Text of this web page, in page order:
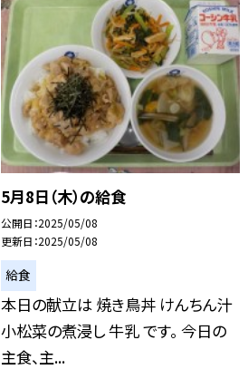
5月8日（木）の給食
公開日 2025/05/08
更新日 2025/05/08
給食
本日の献立は 焼き鳥丼 けんちん汁
小松菜の煮浸し 牛乳 です。 今日の
主食、主...